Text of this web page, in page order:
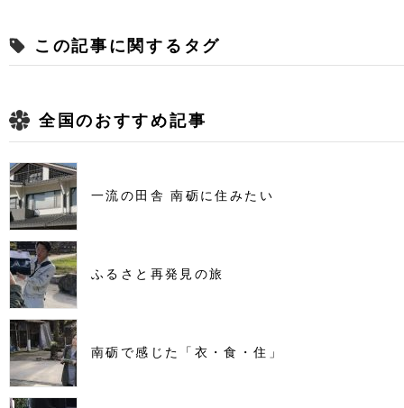
この記事に関するタグ
全国のおすすめ記事
一流の田舎 南砺に住みたい
ふるさと再発見の旅
南砺で感じた「衣・食・住」